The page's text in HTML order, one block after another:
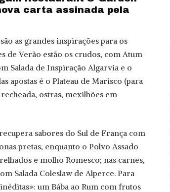
carta assinada pela
as grandes inspirações para os
de Verão estão os crudos, com Atum
Salada de Inspiração Algarvia e o
apostas é o Plateau de Marisco (para
ostras, mexilhões em
sabores do Sul de França com
pretas, enquanto o Polvo Assado
e molho Romesco; nas carnes,
Salada Coleslaw de Alperce. Para
um Bába ao Rum com frutos